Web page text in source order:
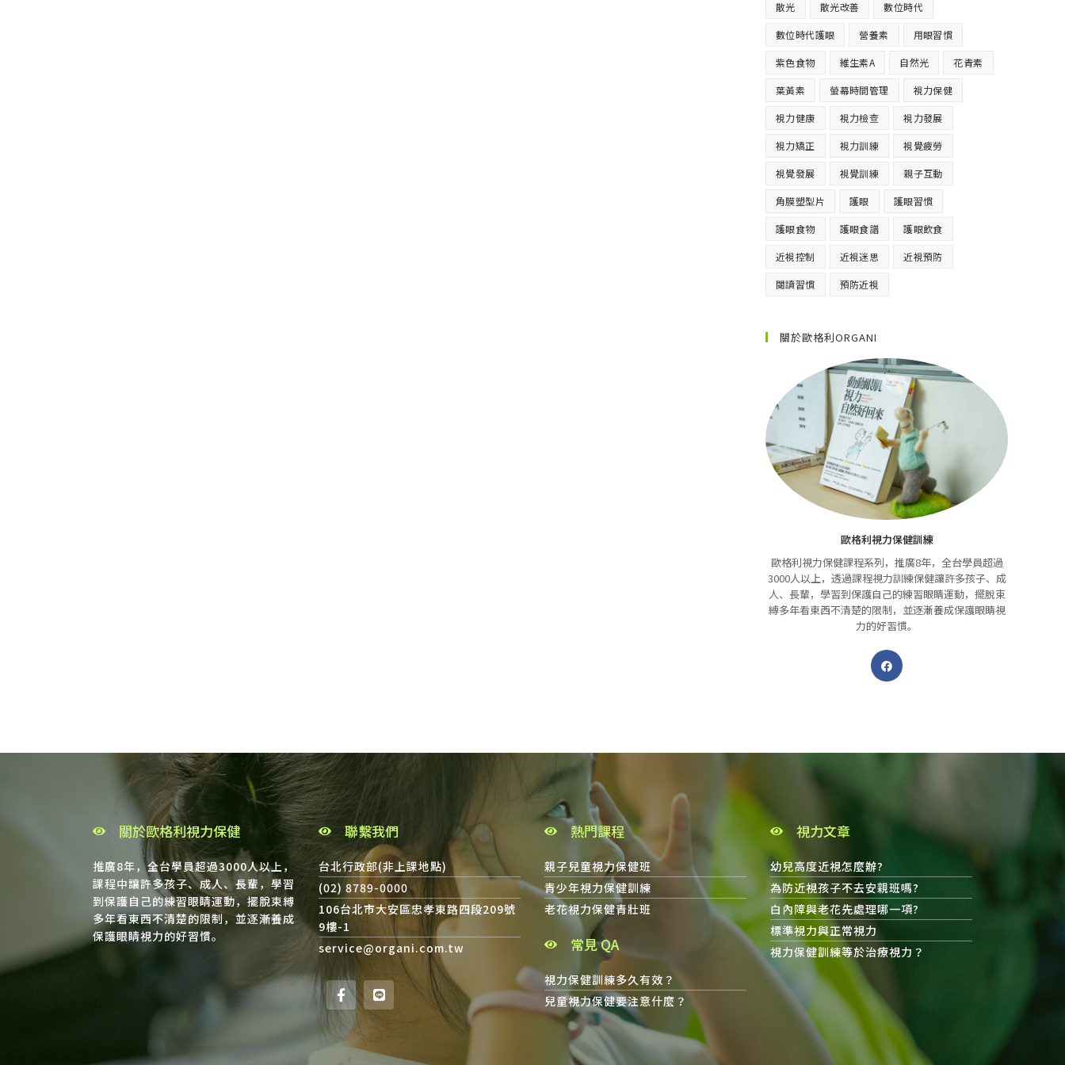
散光 散光改善 數位時代
數位時代護眼 營養素 用眼習慣
紫色食物 維生素A 自然光 花青素
葉黃素 螢幕時間管理 視力保健
視力健康 視力檢查 視力發展
視力矯正 視力訓練 視覺疲勞
視覺發展 視覺訓練 親子互動
角膜塑型片 護眼 護眼習慣
護眼食物 護眼食譜 護眼飲食
近視控制 近視迷思 近視預防
閱讀習慣 預防近視
關於歐格利ORGANI
歐格利視力保健訓練
歐格利視力保健課程系列，推廣8年，全台學員超過
3000人以上，透過課程視力訓練保健讓許多孩子、成
人、長輩，學習到保護自己的練習眼睛運動，擺脫束
縛多年看東西不清楚的限制，並逐漸養成保護眼睛視
力的好習慣。
關於歐格利視力保健
推廣8年，全台學員超過3000人以上，
課程中讓許多孩子、成人、長輩，學習
到保護自己的練習眼睛運動，擺脫束縛
多年看東西不清楚的限制，並逐漸養成
保護眼睛視力的好習慣。
聯繫我們
台北行政部(非上課地點)
(02) 8789-0000
106台北市大安區忠孝東路四段209號
9樓-1
service@organi.com.tw
熱門課程
親子兒童視力保健班
青少年視力保健訓練
老花視力保健青壯班
常見 QA
視力保健訓練多久有效？
兒童視力保健要注意什麼？
視力文章
幼兒高度近視怎麼辦?
為防近視孩子不去安親班嗎?
白內障與老花先處理哪一項?
標準視力與正常視力
視力保健訓練等於治療視力？